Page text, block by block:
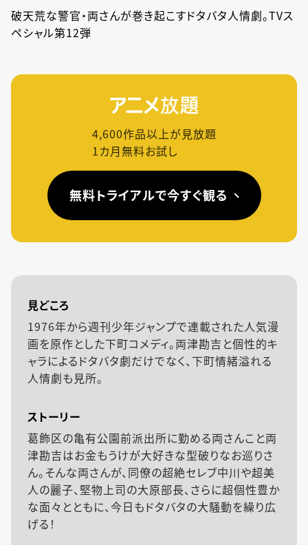
破天荒な警官・両さんが巻き起こすドタバタ人情劇。TVス
ペシャル第12弾
4,600作品以上が見放題
1カ月無料お試し
無料トライアルで今すぐ観る
見どころ
1976年から週刊少年ジャンプで連載された人気漫
画を原作とした下町コメディ。両津勘吉と個性的キ
ャラによるドタバタ劇だけでなく、下町情緒溢れる
人情劇も見所。
ストーリー
葛飾区の亀有公園前派出所に勤める両さんこと両
津勘吉はお金もうけが大好きな型破りなお巡りさ
ん。そんな両さんが、同僚の超絶セレブ中川や超美
人の麗子、堅物上司の大原部長、さらに超個性豊か
な面々とともに、今日もドタバタの大騒動を繰り広
げる！